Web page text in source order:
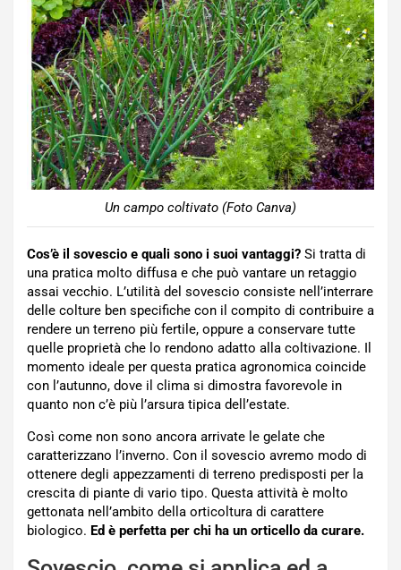
Un campo coltivato (Foto Canva)
Cos’è il sovescio e quali sono i suoi vantaggi? Si tratta di
una pratica molto diffusa e che può vantare un retaggio
assai vecchio. L’utilità del sovescio consiste nell’interrare
delle colture ben specifiche con il compito di contribuire a
rendere un terreno più fertile, oppure a conservare tutte
quelle proprietà che lo rendono adatto alla coltivazione. Il
momento ideale per questa pratica agronomica coincide
con l’autunno, dove il clima si dimostra favorevole in
quanto non c’è più l’arsura tipica dell’estate.
Così come non sono ancora arrivate le gelate che
caratterizzano l’inverno. Con il sovescio avremo modo di
ottenere degli appezzamenti di terreno predisposti per la
crescita di piante di vario tipo. Questa attività è molto
gettonata nell’ambito della orticoltura di carattere
biologico. Ed è perfetta per chi ha un orticello da curare.